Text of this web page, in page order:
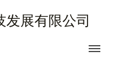
展有限公司